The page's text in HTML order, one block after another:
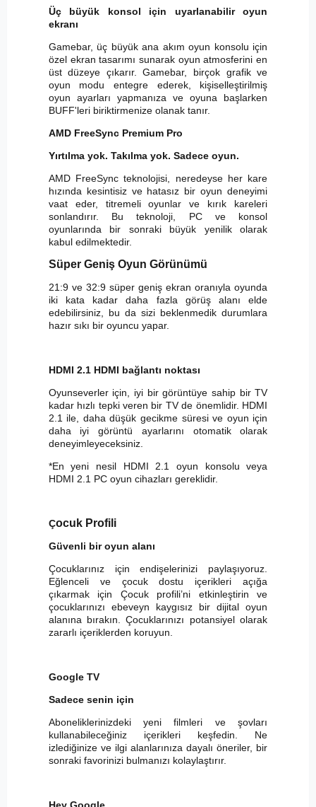
Üç büyük konsol için uyarlanabilir oyun
ekranı
Gamebar, üç büyük ana akım oyun konsolu için
özel ekran tasarımı sunarak oyun atmosferini en
üst düzeye çıkarır. Gamebar, birçok grafik ve
oyun modu entegre ederek, kişiselleştirilmiş
oyun ayarları yapmanıza ve oyuna başlarken
BUFF'leri biriktirmenize olanak tanır.
AMD FreeSync Premium Pro
Yırtılma yok. Takılma yok. Sadece oyun.
AMD FreeSync teknolojisi, neredeyse her kare
hızında kesintisiz ve hatasız bir oyun deneyimi
vaat eder, titremeli oyunlar ve kırık kareleri
sonlandırır. Bu teknoloji, PC ve konsol
oyunlarında bir sonraki büyük yenilik olarak
kabul edilmektedir.
Süper Geniş Oyun Görünümü
21:9 ve 32:9 süper geniş ekran oranıyla oyunda
iki kata kadar daha fazla görüş alanı elde
edebilirsiniz, bu da sizi beklenmedik durumlara
hazır sıkı bir oyuncu yapar.
HDMI 2.1 HDMI bağlantı noktası
Oyunseverler için, iyi bir görüntüye sahip bir TV
kadar hızlı tepki veren bir TV de önemlidir. HDMI
2.1 ile, daha düşük gecikme süresi ve oyun için
daha iyi görüntü ayarlarını otomatik olarak
deneyimleyeceksiniz.
*En yeni nesil HDMI 2.1 oyun konsolu veya
HDMI 2.1 PC oyun cihazları gereklidir.
Çocuk Profili
Güvenli bir oyun alanı
Çocuklarınız için endişelerinizi paylaşıyoruz.
Eğlenceli ve çocuk dostu içerikleri açığa
çıkarmak için Çocuk profili’ni etkinleştirin ve
çocuklarınızı ebeveyn kaygısız bir dijital oyun
alanına bırakın. Çocuklarınızı potansiyel olarak
zararlı içeriklerden koruyun.
Google TV
Sadece senin için
Aboneliklerinizdeki yeni filmleri ve şovları
kullanabileceğiniz içerikleri keşfedin. Ne
izlediğinize ve ilgi alanlarınıza dayalı öneriler, bir
sonraki favorinizi bulmanızı kolaylaştırır.
Hey Google